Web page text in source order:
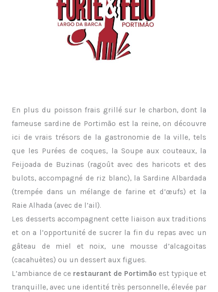
En plus du poisson frais grillé sur le charbon, dont la
fameuse sardine de Portimão est la reine, on découvre
ici de vrais trésors de la gastronomie de la ville, tels
que les Purées de coques, la Soupe aux couteaux, la
Feijoada de Buzinas (ragoût avec des haricots et des
bulots, accompagné de riz blanc), la Sardine Albardada
(trempée dans un mélange de farine et d’œufs) et la
Raie Alhada (avec de l’ail).
Les desserts accompagnent cette liaison aux traditions
et on a l’opportunité de sucrer la fin du repas avec un
gâteau de miel et noix, une mousse d’alcagoitas
(cacahuètes) ou un dessert aux figues.
L’ambiance de ce restaurant de Portimão est typique et
tranquille, avec une identité très personnelle, élevée par